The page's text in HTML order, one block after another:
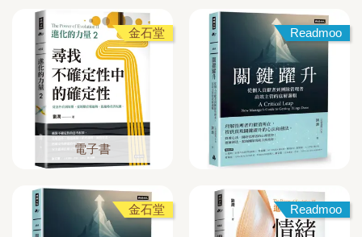
金石堂
電子書
Readmoo
金石堂 Readmoo